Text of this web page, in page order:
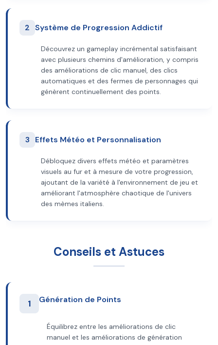
2 Système de Progression Addictif
Découvrez un gameplay incrémental satisfaisant
avec plusieurs chemins d'amélioration, y compris
des améliorations de clic manuel, des clics
automatiques et des fermes de personnages qui
génèrent continuellement des points.
3 Effets Météo et Personnalisation
Débloquez divers effets météo et paramètres
visuels au fur et à mesure de votre progression,
ajoutant de la variété à l'environnement de jeu et
améliorant l'atmosphère chaotique de l'univers
des mèmes italiens.
Conseils et Astuces
1 Génération de Points
Équilibrez entre les améliorations de clic
manuel et les améliorations de génération